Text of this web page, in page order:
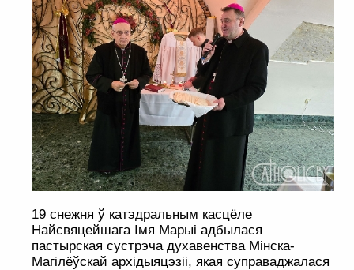
19 снежня ў катэдральным касцёле
Найсвяцейшага Імя Марыі адбылася
пастырская сустрэча духавенства Мінска-
Магілёўскай архідыяцэзіі, якая суправаджалася